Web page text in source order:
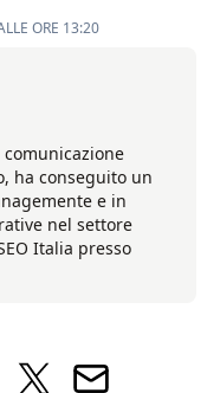
ORE 13:20
ha conseguito un
e in
nel settore
Italia presso